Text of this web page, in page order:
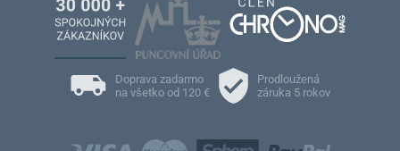
Doprava zadarmo
na všetko od 120 €
Prodloužená
záruka 5 rokov